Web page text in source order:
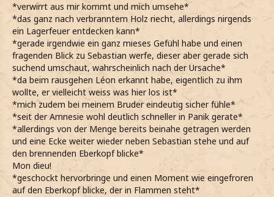
*verwirrt aus mir kommt und mich umsehe*
*das ganz nach verbranntem Holz riecht, allerdings nirgends
ein Lagerfeuer entdecken kann*
*gerade irgendwie ein ganz mieses Gefühl habe und einen
fragenden Blick zu Sebastian werfe, dieser aber gerade sich
suchend umschaut, wahrscheinlich nach der Ursache*
*da beim rausgehen Léon erkannt habe, eigentlich zu ihm
wollte, er vielleicht weiss was hier los ist*
*mich zudem bei meinem Bruder eindeutig sicher fühle*
*seit der Amnesie wohl deutlich schneller in Panik gerate*
*allerdings von der Menge bereits beinahe getragen werden
und eine Ecke weiter wieder neben Sebastian stehe und auf
den brennenden Eberkopf blicke*
Mon dieu!
*geschockt hervorbringe und einen Moment wie eingefroren
auf den Eberkopf blicke, der in Flammen steht*